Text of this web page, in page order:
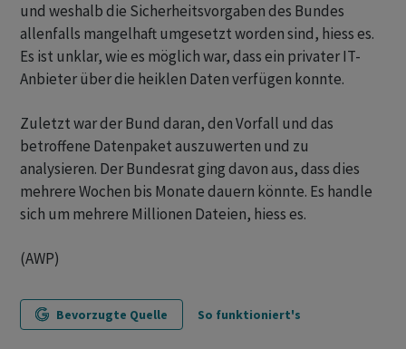
und weshalb die Sicherheitsvorgaben des Bundes
allenfalls mangelhaft umgesetzt worden sind, hiess es.
Es ist unklar, wie es möglich war, dass ein privater IT-
Anbieter über die heiklen Daten verfügen konnte.
Zuletzt war der Bund daran, den Vorfall und das
betroffene Datenpaket auszuwerten und zu
analysieren. Der Bundesrat ging davon aus, dass dies
mehrere Wochen bis Monate dauern könnte. Es handle
sich um mehrere Millionen Dateien, hiess es.
(AWP)
Bevorzugte Quelle So funktioniert's